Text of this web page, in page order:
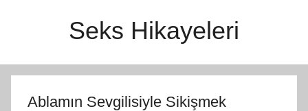
Seks Hikayeleri
Ablamın Sevgilisiyle Sikişmek